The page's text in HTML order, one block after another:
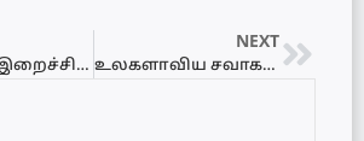
கடலாமை இறைச்சியுடன் இருவர் கைது!
NEXT
உலகளாவிய சவாகளுக்கு மத்தியில் இலங்கைக்கு ஆதரவு – பில் கேட்ஸ் தெரிவிப்பு